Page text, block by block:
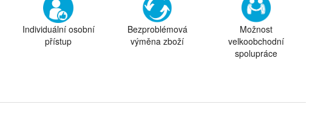
Individuální osobní
přístup
Bezproblémová
výměna zboží
Možnost
velkoobchodní
spolupráce